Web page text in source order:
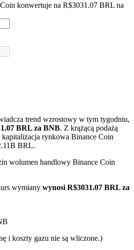
na USDT
COIN-M
na kryptowaluty
na akcje, forex, metale szlachetne i
konwertuje na R$3031.07 BRL na
trend wzrostowy w tym tygodniu,
BRL za BNB. Z krążącą podażą
rynkowa Binance Coin
BRL.
wolumen handlowy Binance Coin
wymiany wynosi R$3031.07 BRL za
i koszty gazu nie są wliczone.)